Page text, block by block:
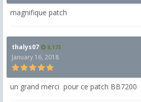
magnifique patch
thalys07 8,173
January 16, 2018
un grand merci pour ce patch BB7200